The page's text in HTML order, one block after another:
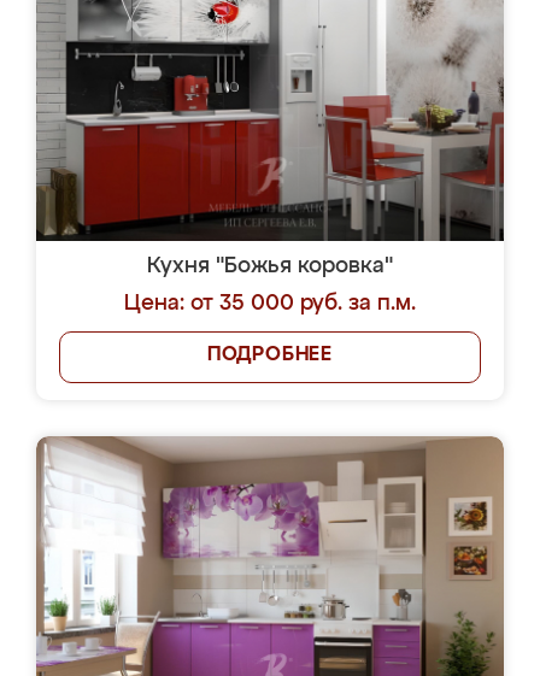
Кухня "Божья коровка"
Цена: от 35 000 руб. за п.м.
ПОДРОБНЕЕ